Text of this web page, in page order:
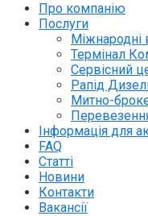
Про компанію
Послуги
Міжнародні
Термінал
Сервісний
Рапід
Митно-
Інформація для
FAQ
Статті
Новини
Контакти
Вакансії